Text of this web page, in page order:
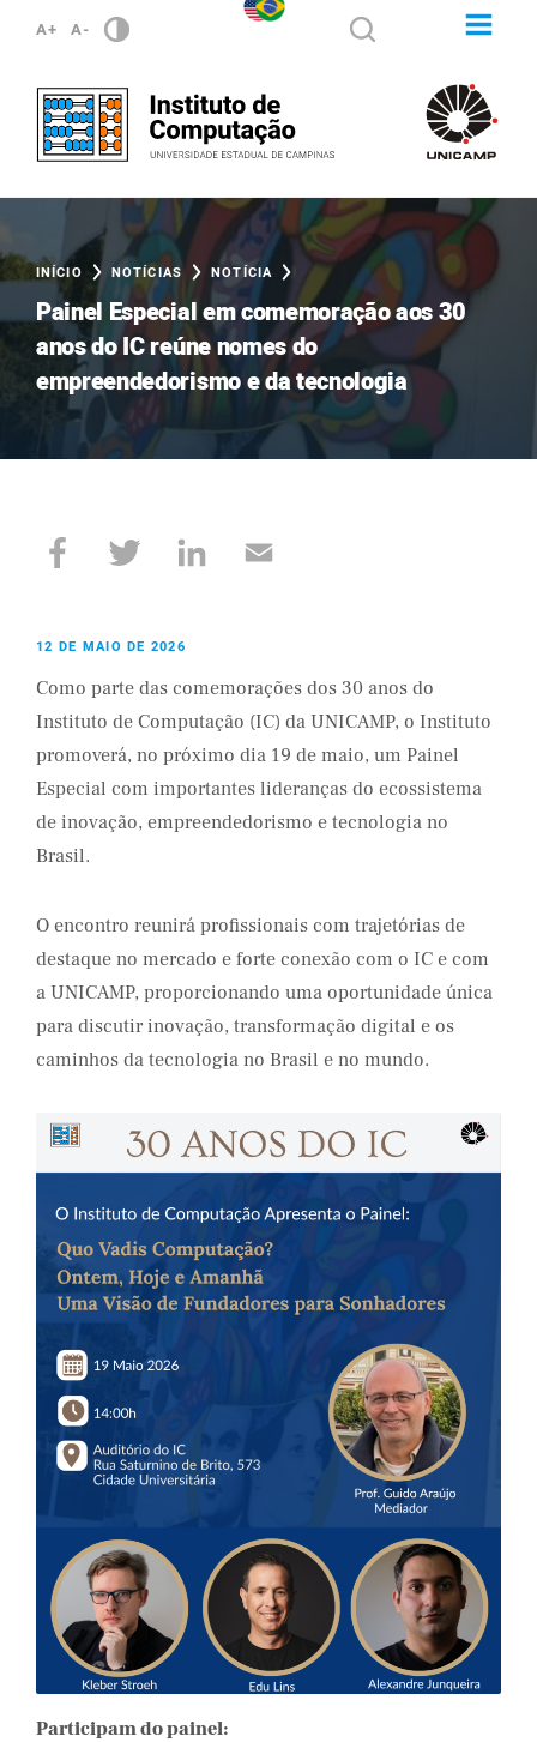
A+ A-
INÍCIO NOTÍCIAS NOTÍCIA
Painel Especial em comemoração aos 30
anos do IC reúne nomes do
empreendedorismo e da tecnologia
12 DE MAIO DE 2026
Como parte das comemorações dos 30 anos do
Instituto de Computação (IC) da UNICAMP, o Instituto
promoverá, no próximo dia 19 de maio, um Painel
Especial com importantes lideranças do ecossistema
de inovação, empreendedorismo e tecnologia no
Brasil.
O encontro reunirá profissionais com trajetórias de
destaque no mercado e forte conexão com o IC e com
a UNICAMP, proporcionando uma oportunidade única
para discutir inovação, transformação digital e os
caminhos da tecnologia no Brasil e no mundo.
Participam do painel: